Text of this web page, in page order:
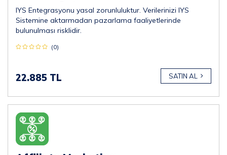
IYS Entegrasyonu yasal zorunluluktur. Verilerinizi IYS
Sistemine aktarmadan pazarlama faaliyetlerinde
bulunulması risklidir.
(0)
22.885 TL SATIN AL